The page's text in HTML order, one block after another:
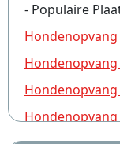
- Populaire
Hondenopvang